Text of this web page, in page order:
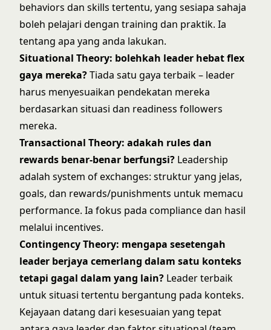
behaviors dan skills tertentu, yang sesiapa sahaja
boleh pelajari dengan training dan praktik. Ia
tentang apa yang anda lakukan.
Situational Theory: bolehkah leader hebat flex
gaya mereka?Tiada satu gaya terbaik – leader
harus menyesuaikan pendekatan mereka
berdasarkan situasi dan readiness followers
mereka.
Transactional Theory: adakah rules dan
rewards benar-benar berfungsi? Leadership
adalah system of exchanges: struktur yang jelas,
goals, dan rewards/punishments untuk memacu
performance. Ia fokus pada compliance dan hasil
melalui incentives.
Contingency Theory: mengapa sesetengah
leader berjaya cemerlang dalam satu konteks
tetapi gagal dalam yang lain? Leader terbaik
untuk situasi tertentu bergantung pada konteks.
Kejayaan datang dari kesesuaian yang tepat